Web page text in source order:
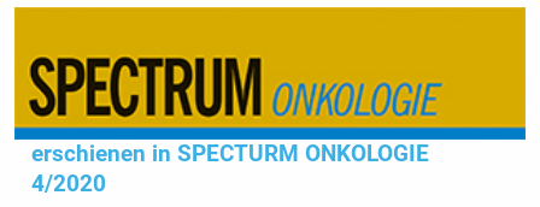
erschienen in SPECTURM ONKOLOGIE
4/2020